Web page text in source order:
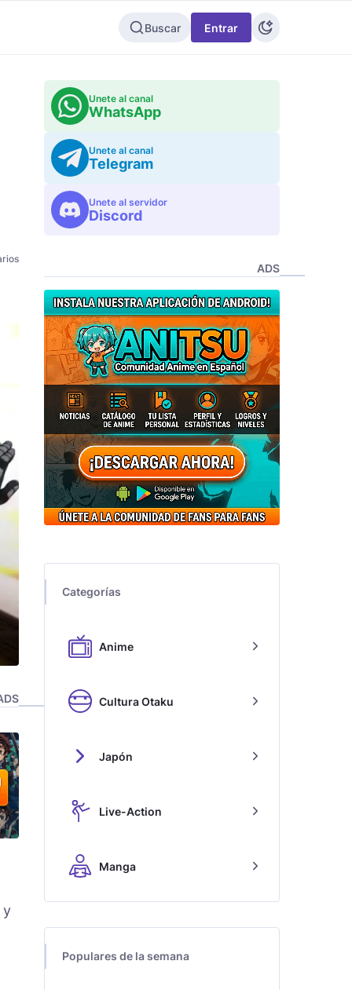
Buscar Entrar
y
Unete al canal
WhatsApp
Unete al canal
Telegram
Unete al servidor
Discord
ADS
Categorías
Anime
Cultura Otaku
Japón
Live-Action
Manga
Populares de la semana